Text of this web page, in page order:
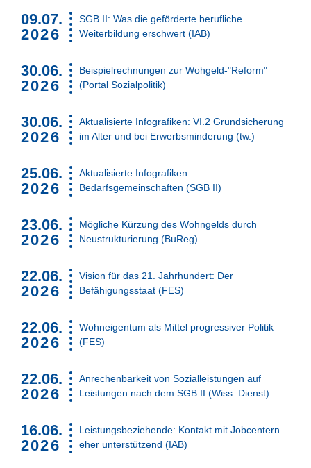
09.07.
2026
SGB II: Was die geförderte berufliche
Weiterbildung erschwert (IAB)
30.06.
2026
Beispielrechnungen zur Wohgeld-"Reform"
(Portal Sozialpolitik)
30.06.
2026
Aktualisierte Infografiken: VI.2 Grundsicherung
im Alter und bei Erwerbsminderung (tw.)
25.06.
2026
Aktualisierte Infografiken:
Bedarfsgemeinschaften (SGB II)
23.06.
2026
Mögliche Kürzung des Wohngelds durch
Neustrukturierung (BuReg)
22.06.
2026
Vision für das 21. Jahrhundert: Der
Befähigungsstaat (FES)
22.06.
2026
Wohneigentum als Mittel progressiver Politik
(FES)
22.06.
2026
Anrechenbarkeit von Sozialleistungen auf
Leistungen nach dem SGB II (Wiss. Dienst)
16.06.
2026
Leistungsbeziehende: Kontakt mit Jobcentern
eher unterstützend (IAB)